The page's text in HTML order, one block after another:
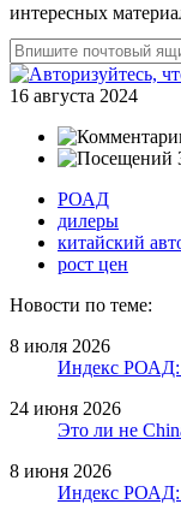
интересных
16 августа 2024
РОАД
дилеры
китайский
рост цен
Новости по теме:
8 июля 2026
Индекс РОАД:
24 июня 2026
Это ли не
8 июня 2026
Индекс РОАД: